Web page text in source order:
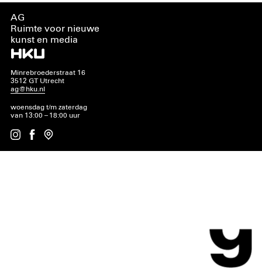
AG
Ruimte voor nieuwe
kunst en media
Minrebroederstraat 16
3512 GT Utrecht
ag@hku.nl
woensdag t/m zaterdag
van 13:00 – 18:00 uur